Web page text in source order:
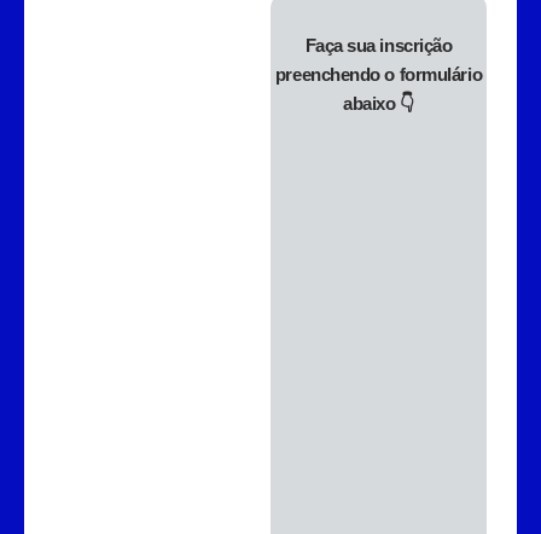
Faça sua inscrição
preenchendo o formulário
abaixo 👇